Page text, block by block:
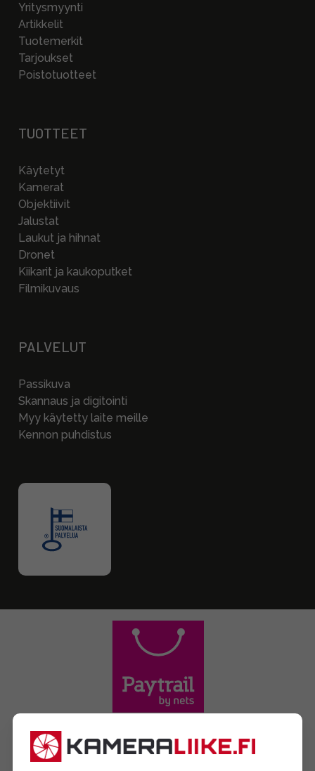
Yritysmyynti
Artikkelit
Tuotemerkit
Tarjoukset
Poistotuotteet
TUOTTEET
Käytetyt
Kamerat
Objektiivit
Jalustat
Laukut ja hihnat
Dronet
Kiikarit ja kaukoputket
Filmikuvaus
PALVELUT
Passikuva
Skannaus ja digitointi
Myy käytetty laite meille
Kennon puhdistus